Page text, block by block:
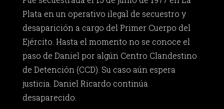
Plata en un operativo ilegal de secuestro y
desaparición a cargo del Primer Cuerpo del
Ejército. Hasta el momento no se conoce el
paso de Daniel por algún Centro Clandestino
de Detención (CCD). Su caso aún espera
justicia. Daniel Ricardo continúa
desaparecido.